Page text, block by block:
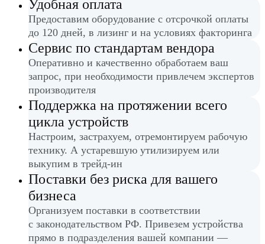
Удобная оплата
Предоставим оборудование с отсрочкой оплаты
до 120 дней, в лизинг и на условиях факторинга
Сервис по стандартам вендора
Оперативно и качественно обработаем ваш
запрос, при необходимости привлечем экспертов
производителя
Поддержка на протяжении всего
цикла устройств
Настроим, застрахуем, отремонтируем рабочую
технику. А устаревшую утилизируем или
выкупим в трейд-ин
Поставки без риска для вашего
бизнеса
Организуем поставки в соответствии
с законодательством РФ. Привезем устройства
прямо в подразделения вашей компании —